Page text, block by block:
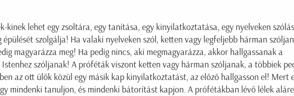
kinek lehet egy zsoltára, egy tanítása, egy kinyilatkoztatása, egy nyelveken
szolgálja! Ha valaki nyelveken szól, ketten vagy legfeljebb hárman
magyarázza meg! Ha pedig nincs, aki megmagyarázza, akkor hallgassanak a
Istenhez szóljanak! A próféták viszont ketten vagy hárman szóljanak, a többiek
az ott ülők közül egy másik kap kinyilatkoztatást, az előző hallgasson el! Mert
mindenki tanuljon, és mindenki bátorítást kapjon. A prófétákban lévő lélek